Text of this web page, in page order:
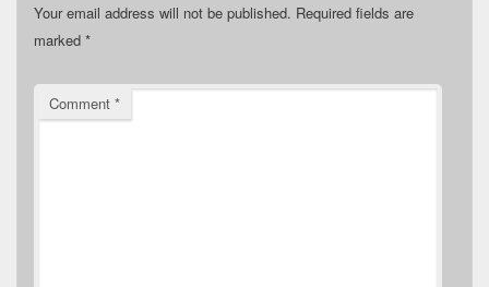
Your email address will not be published. Required fields are
marked *
Comment *